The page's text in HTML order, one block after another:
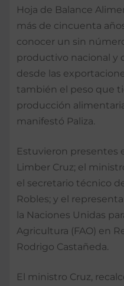
Hoja de Balance
más de cincuenta
conocer un sin
productivo nacional y
desde las
también el peso que
producción
manifestó Paliza.
Estuvieron presentes
Limber Cruz; el
el secretario técnico
Robles; y el
la Naciones Unidas
Agricultura (FAO) en
Rodrigo Castañeda.
El ministro Cruz,